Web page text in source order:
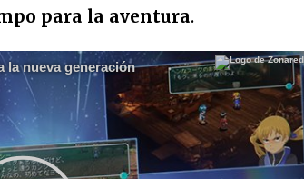
para la aventura.
la nueva generación